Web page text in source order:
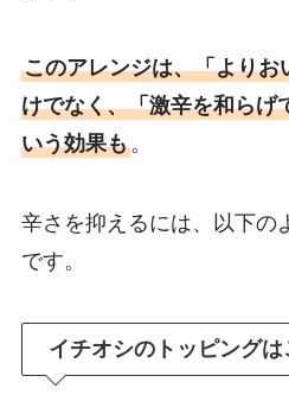
このアレンジは、「よりお
けでなく、「激辛を和らげ
いう効果も。
辛さを抑えるには、以下の
です。
イチオシのトッピングは